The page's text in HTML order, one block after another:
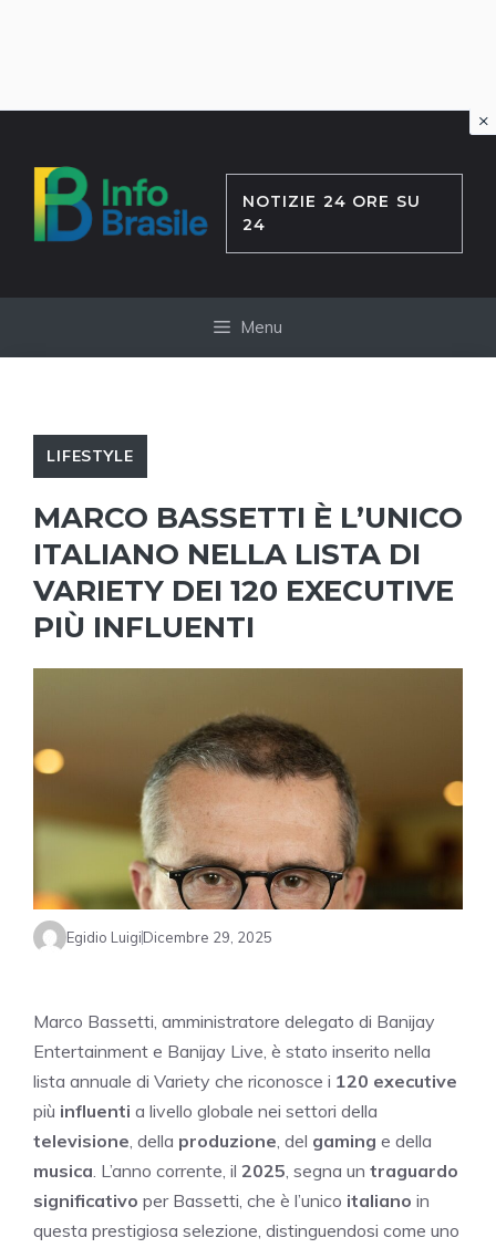
contenuto
NOTIZIE 24 ORE SU
24
Menu
LIFESTYLE
MARCO BASSETTI È L’UNICO
ITALIANO NELLA LISTA DI
VARIETY DEI 120 EXECUTIVE
PIÙ INFLUENTI
Egidio LuigiDicembre 29, 2025
Marco Bassetti, amministratore delegato di Banijay
Entertainment e Banijay Live, è stato inserito nella
lista annuale di Variety che riconosce i 120 executive
più influenti a livello globale nei settori della
televisione, della produzione, del gaming e della
musica. L’anno corrente, il 2025, segna un traguardo
significativo per Bassetti, che è l’unico italiano in
questa prestigiosa selezione, distinguendosi come uno
×